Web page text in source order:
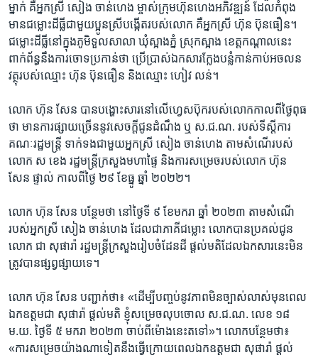
ម្នាក់ ​គឺ​អ្នកស្រី ​សៀង ចាន់ហេង​ ម្ចាស់​ក្រុមហ៊ុន​ហេង​អភិវឌ្ឍន៍ ​ដែល​កំពុង​
មាន​ជម្លោះ​ដី​ធ្លី​ជាមួយ​ប្អូនស្រី​បង្កើត​របស់​លោក​ គឺ​អ្នកស្រី ​ហ៊ុន ប៊ុនធឿន។ ​
ជម្លោះ​ដីធ្លី​នៅ​ក្នុង​ភូមិ​ទួលសាលា​ ឃុំ​ស្អាងភ្នំ ​ស្រុក​ស្អាង ​ខេត្ត​កណ្តាល​នេះ ​
ពាក់ព័ន្ធ​នឹង​ការ​ចោទ​ប្រកាន់​ថា​ ប្រើ​ប្រាស់​ឯកសារ​ក្លែង​បន្លំកាន់​កាប់​អចលន
វត្ថុ​របស់​ឈ្មោះ ​ហ៊ុន ប៊ុនធឿន​ និង​ឈ្មោះ​ ហៀវ លន់។​
លោក ​ហ៊ុន សែន ​បាន​បង្ហោះ​សារ​នៅ​លើ​ហ្វេសប៊ុក​របស់​លោក​កាល​ពី​ថ្ងៃ​ពុធ​
ថា​ មាន​ការ​ផ្សាយ​ច្រើន​នូវសេចក្តី​ជូន​ដំណឹង ​ឬ​ ស.ជ.ណ.​ របស់​ទីស្តី​ការ​
គណៈ​រដ្ឋមន្រ្តី​ ទាក់ទងជាមួយ​អ្នក​ស្រី ​សៀង ចាន់ហេង​ តាម​សំណើ​របស់​
លោក​ ស ខេង ​រដ្ឋ​មន្រ្តី​ក្រសួង​មហា​ផ្ទៃ ​និង​ការ​សម្រេច​របស់​លោក ​ហ៊ុន
សែន​ ផ្ទាល់ ​កាល​ពី​ថ្ងៃ​ ២៩​ ខែ​ធ្នូ ​ឆ្នាំ​ ២០២២។​
លោក ​ហ៊ុន សែន ​បន្ថែម​ថា នៅ​ថ្ងៃ​ទី​ ៩​ ខែ​មករា ​ឆ្នាំ​ ២០២៣ ​តាម​សំណើ​
របស់​អ្នក​ស្រី សៀង ចាន់ហេង ​ដែល​ជា​ភាគី​ជម្លោះ ​លោក​បាន​ប្រគល់​ជូន​
លោក​ ជា សុផារ៉ា ​រដ្ឋមន្រ្តី​ក្រសួង​រៀបចំ​ដែនដី ​ផ្តល់​មតិ​ដែល​ឯកសារ​នេះ​មិន​
ត្រូវ​បាន​ផ្សព្វ​ផ្សាយ​ទេ។​
លោក ហ៊ុន សែន ​បញ្ជាក់​ថា៖​ «ដើម្បី​បញ្ចប់នូ​វភាព​មិន​ច្បាស់​លាស់​មុន​ពេល​
ឯកឧត្តម​ជា សុផារ៉ា​ ផ្តល់​មតិ ​ខ្ញុំ​សម្រេច​លុប​ចោល​ ស.ជ.ណ.​ លេខ​ ១៨​
ម.យ.​ ថ្ងៃ​ទី ៥ ​មករា ២០២៣​ ចាប់​ពី​ម៉ោង​នេះ​ត​ទៅ»។​ លោក​បន្ថែម​ថា៖ ​
«ការ​សម្រេច​យ៉ាង​ណា​ទៀត​នឹង​ធ្វើក្រោយ​ពេលឯកឧត្តម​ជា សុផារ៉ា ​ផ្តល់​